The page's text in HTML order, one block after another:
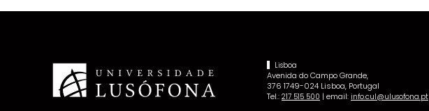
Lisboa
Avenida do Campo Grande,
376 1749-024 Lisboa, Portugal
Tel.: 217 515 500 | email: info.cul@ulusofona.pt